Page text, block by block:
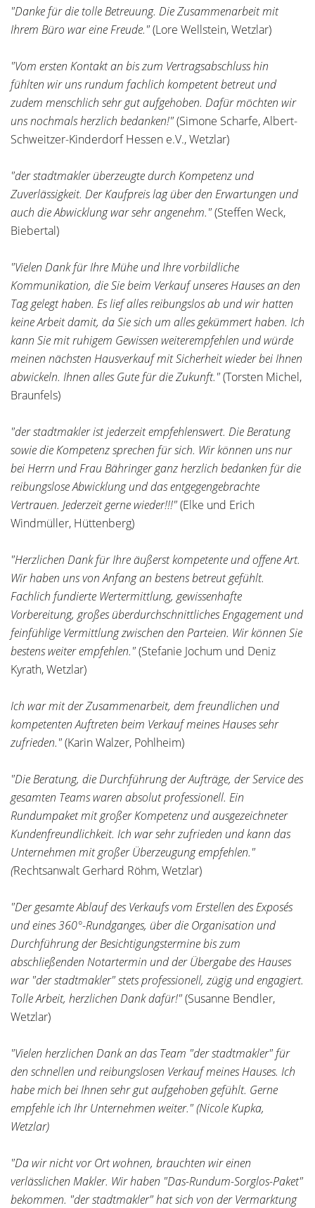
"Danke für die tolle Betreuung. Die Zusammenarbeit mit
Ihrem Büro war eine Freude."(Lore Wellstein, Wetzlar)
"Vom ersten Kontakt an bis zum Vertragsabschluss hin
fühlten wir uns rundum fachlich kompetent betreut und
zudem menschlich sehr gut aufgehoben. Dafür möchten wir
uns nochmals herzlich bedanken!"(Simone Scharfe, Albert-
Schweitzer-Kinderdorf Hessen e.V., Wetzlar)
"der stadtmakler überzeugte durch Kompetenz und
Zuverlässigkeit. Der Kaufpreis lag über den Erwartungen und
auch die Abwicklung war sehr angenehm."(Steffen Weck,
Biebertal)
"Vielen Dank für Ihre Mühe und Ihre vorbildliche
Kommunikation, die Sie beim Verkauf unseres Hauses an den
Tag gelegt haben. Es lief alles reibungslos ab und wir hatten
keine Arbeit damit, da Sie sich um alles gekümmert haben. Ich
kann Sie mit ruhigem Gewissen weiterempfehlen und würde
meinen nächsten Hausverkauf mit Sicherheit wieder bei Ihnen
abwickeln. Ihnen alles Gute für die Zukunft."(Torsten Michel,
Braunfels)
"der stadtmakler ist jederzeit empfehlenswert. Die Beratung
sowie die Kompetenz sprechen für sich. Wir können uns nur
bei Herrn und Frau Bähringer ganz herzlich bedanken für die
reibungslose Abwicklung und das entgegengebrachte
Vertrauen. Jederzeit gerne wieder!!!"(Elke und Erich
Windmüller, Hüttenberg)
"Herzlichen Dank für Ihre äußerst kompetente und offene Art.
Wir haben uns von Anfang an bestens betreut gefühlt.
Fachlich fundierte Wertermittlung, gewissenhafte
Vorbereitung, großes überdurchschnittliches Engagement und
feinfühlige Vermittlung zwischen den Parteien. Wir können Sie
bestens weiter empfehlen."(Stefanie Jochum und Deniz
Kyrath, Wetzlar)
Ich war mit der Zusammenarbeit, dem freundlichen und
kompetenten Auftreten beim Verkauf meines Hauses sehr
zufrieden."(Karin Walzer, Pohlheim)
"Die Beratung, die Durchführung der Aufträge, der Service des
gesamten Teams waren absolut professionell. Ein
Rundumpaket mit großer Kompetenz und ausgezeichneter
Kundenfreundlichkeit. Ich war sehr zufrieden und kann das
Unternehmen mit großer Überzeugung empfehlen."
(Rechtsanwalt Gerhard Röhm, Wetzlar)
"Der gesamte Ablauf des Verkaufs vom Erstellen des Exposés
und eines 360°-Rundganges, über die Organisation und
Durchführung der Besichtigungstermine bis zum
abschließenden Notartermin und der Übergabe des Hauses
war "der stadtmakler" stets professionell, zügig und engagiert.
Tolle Arbeit, herzlichen Dank dafür!"(Susanne Bendler,
Wetzlar)
"Vielen herzlichen Dank an das Team "der stadtmakler" für
den schnellen und reibungslosen Verkauf meines Hauses. Ich
habe mich bei Ihnen sehr gut aufgehoben gefühlt. Gerne
empfehle ich Ihr Unternehmen weiter." (Nicole Kupka,
Wetzlar)
"Da wir nicht vor Ort wohnen, brauchten wir einen
verlässlichen Makler. Wir haben "Das-Rundum-Sorglos-Paket"
bekommen. "der stadtmakler" hat sich von der Vermarktung